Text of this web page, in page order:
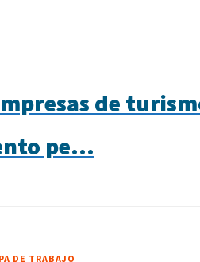
de
pe...
DE TRABAJO